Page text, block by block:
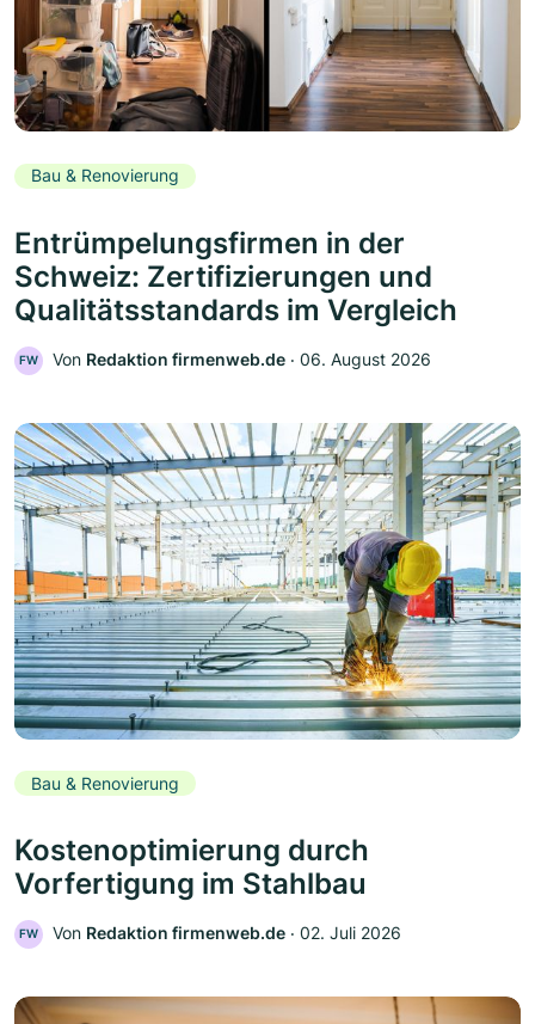
Bau & Renovierung
Entrümpelungsfirmen in der
Schweiz: Zertifizierungen und
Qualitätsstandards im Vergleich
FW Von Redaktion firmenweb.de ‧ 06. August 2026
Bau & Renovierung
Kostenoptimierung durch
Vorfertigung im Stahlbau
FW Von Redaktion firmenweb.de ‧ 02. Juli 2026